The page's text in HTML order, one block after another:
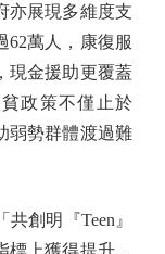
展現多維度支
62萬人，康復服
現金援助更覆蓋
政策不僅止於
弱勢群體渡過難
創明『Teen』
上獲得提升，